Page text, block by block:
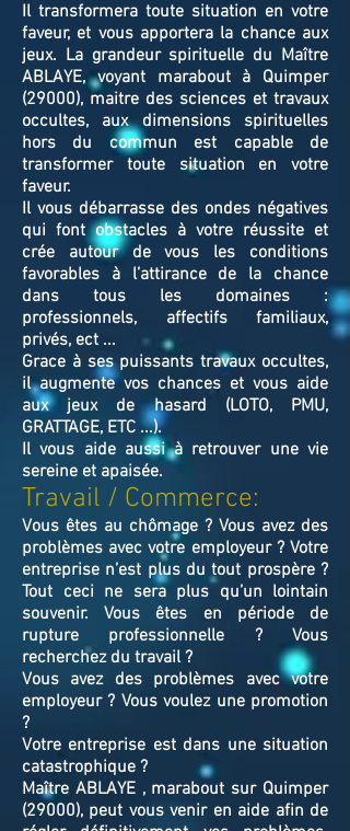
Il transformera toute situation en votre
faveur, et vous apportera la chance aux
jeux. La grandeur spirituelle du Maître
ABLAYE, voyant marabout à Quimper
(29000), maitre des sciences et travaux
occultes, aux dimensions spirituelles
hors du commun est capable de
transformer toute situation en votre
faveur.
Il vous débarrasse des ondes négatives
qui font obstacles à votre réussite et
crée autour de vous les conditions
favorables à l’attirance de la chance
dans tous les domaines :
professionnels, affectifs familiaux,
privés, ect ...
Grace à ses puissants travaux occultes,
il augmente vos chances et vous aide
aux jeux de hasard (LOTO, PMU,
GRATTAGE, ETC ...).
Il vous aide aussi à retrouver une vie
sereine et apaisée.
Travail / Commerce:
Vous êtes au chômage ? Vous avez des
problèmes avec votre employeur ? Votre
entreprise n’est plus du tout prospère ?
Tout ceci ne sera plus qu’un lointain
souvenir. Vous êtes en période de
rupture professionnelle ? Vous
recherchez du travail ?
Vous avez des problèmes avec votre
employeur ? Vous voulez une promotion
?
Votre entreprise est dans une situation
catastrophique ?
Maître ABLAYE , marabout sur Quimper
(29000), peut vous venir en aide afin de